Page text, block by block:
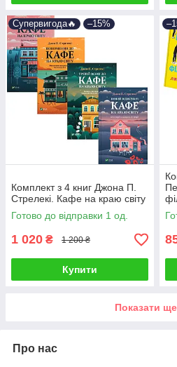
Супервигода🔥 –15%
Комплект з 4 книг Джона П.
Стрелекі. Кафе на краю світу
Готово до відправки 1 од.
1 020 ₴ 1 200 ₴
Купити
Показати ще
Про нас